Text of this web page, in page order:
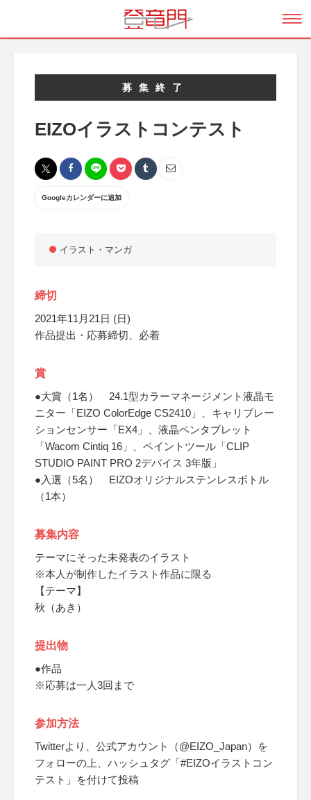
募集終了
EIZOイラストコンテスト
Googleカレンダーに追加
イラスト・マンガ
締切
2021年11月21日 (日)
作品提出・応募締切、必着
賞
●大賞（1名） 24.1型カラーマネージメント液晶モ
ニター「EIZO ColorEdge CS2410」、キャリブレー
ションセンサー「EX4」、液晶ペンタブレット
「Wacom Cintiq 16」、ペイントツール「CLIP
STUDIO PAINT PRO 2デバイス 3年版」
●入選（5名） EIZOオリジナルステンレスボトル
（1本）
募集内容
テーマにそった未発表のイラスト
※本人が制作したイラスト作品に限る
【テーマ】
秋（あき）
提出物
●作品
※応募は一人3回まで
参加方法
Twitterより、公式アカウント（@EIZO_Japan）を
フォローの上、ハッシュタグ「#EIZOイラストコン
テスト」を付けて投稿